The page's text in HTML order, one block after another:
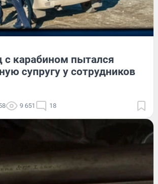
с карабином пытался
супругу у сотрудников
9 651 18